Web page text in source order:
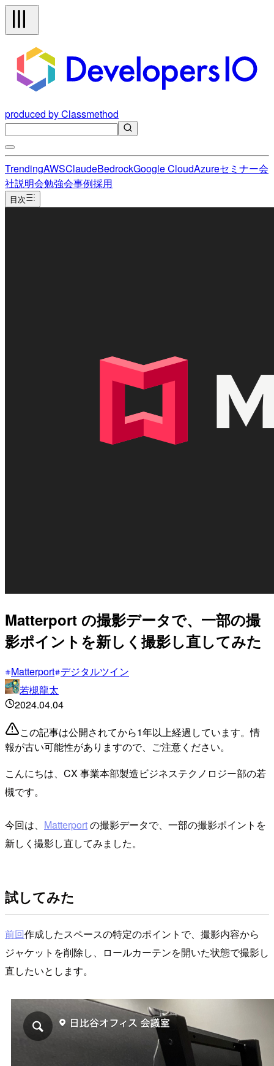
produced by Classmethod
TrendingAWSClaudeBedrockGoogle CloudAzureセミナー会
社説明会勉強会事例採用
目次
Matterport の撮影データで、一部の撮
影ポイントを新しく撮影し直してみた
Matterport デジタルツイン
若槻龍太
2024.04.04
この記事は公開されてから1年以上経過しています。情
報が古い可能性がありますので、ご注意ください。
こんにちは、CX 事業本部製造ビジネステクノロジー部の若
槻です。
今回は、 Matterportの撮影データで、一部の撮影ポイントを
新しく撮影し直してみました。
試してみた
前回作成したスペースの特定のポイントで、撮影内容から
ジャケットを削除し、ロールカーテンを開いた状態で撮影し
直したいとします。